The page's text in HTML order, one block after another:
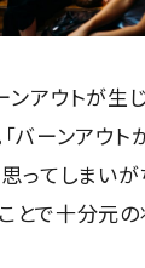
ンアウトが生
バーンアウ
ってしまいが
とで十分元